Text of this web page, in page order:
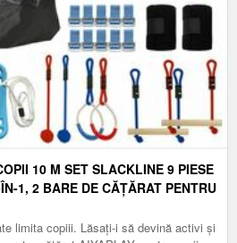
10 M SET SLACKLINE 9 PIESE
1, 2 BARE DE CĂȚĂRAT PENTRU
ROMANIA
limita copiii. Lăsați-i să devină activi și